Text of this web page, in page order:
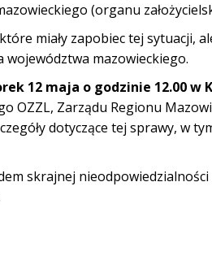
(organu
miały zapobiec tej sytuacji,
województwa mazowieckiego.
12 maja o godzinie 12.00 w
OZZL, Zarządu Regionu
dotyczące tej sprawy, w
skrajnej